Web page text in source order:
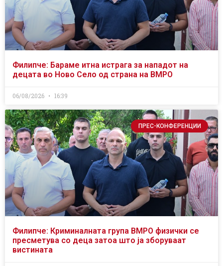
Филипче: Бараме итна истрага за нападот на
децата во Ново Село од страна на ВМРО
06/08/2026 16:39
ПРЕС-КОНФЕРЕНЦИИ
Филипче: Криминалната група ВМРО физички се
пресметува со деца затоа што ја зборуваат
вистината